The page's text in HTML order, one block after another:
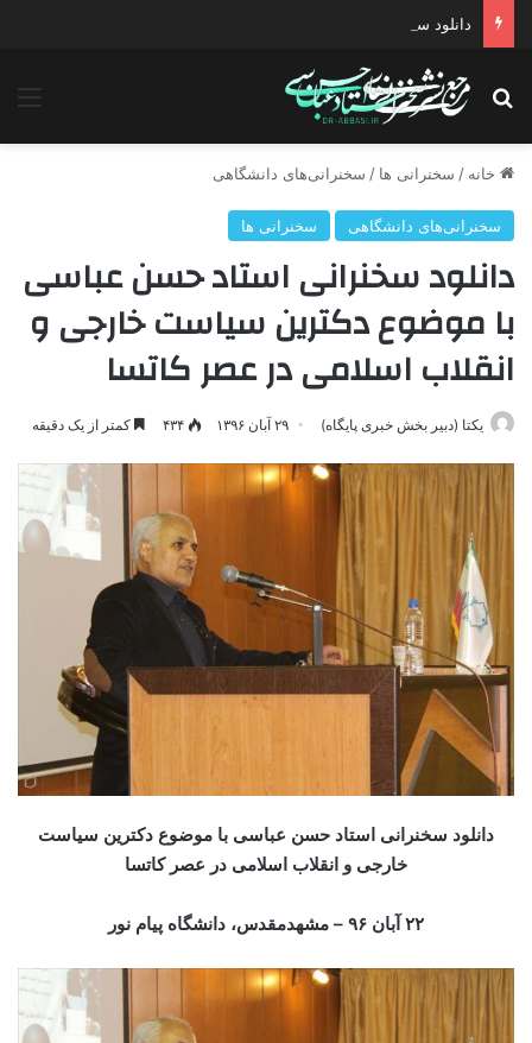
دانلود سخنرانی استاد حسن عباسی با موضوع چهار انتخاب ۱۴۰۰
جستجو برای
خانه / سخنرانی ها / سخنرانی‌های دانشگاهی
سخنرانی‌های دانشگاهی سخنرانی ها
دانلود سخنرانی استاد حسن عباسی
با موضوع دکترین سیاست خارجی و
انقلاب اسلامی در عصر کاتسا
یکتا (دبیر بخش خبری پایگاه) ۲۹ آبان ۱۳۹۶ ۴۳۴ کمتر از یک دقیقه
دانلود سخنرانی استاد حسن عباسی با موضوع دکترین سیاست
خارجی و انقلاب اسلامی در عصر کاتسا
۲۲ آبان ۹۶ – مشهدمقدس، دانشگاه پیام نور